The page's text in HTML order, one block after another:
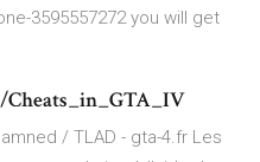
3595557272 you will get
/ TLAD - gta-4.fr Les